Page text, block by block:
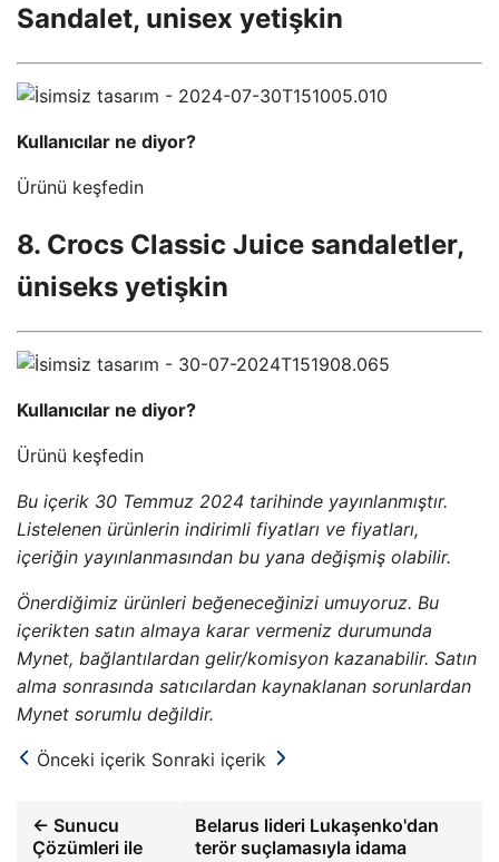
Sandalet, unisex yetişkin
Kullanıcılar ne diyor?
Ürünü keşfedin
8. Crocs Classic Juice sandaletler,
üniseks yetişkin
Kullanıcılar ne diyor?
Ürünü keşfedin
Bu içerik 30 Temmuz 2024 tarihinde yayınlanmıştır.
Listelenen ürünlerin indirimli fiyatları ve fiyatları,
içeriğin yayınlanmasından bu yana değişmiş olabilir.
Önerdiğimiz ürünleri beğeneceğinizi umuyoruz. Bu
içerikten satın almaya karar vermeniz durumunda
Mynet, bağlantılardan gelir/komisyon kazanabilir. Satın
alma sonrasında satıcılardan kaynaklanan sorunlardan
Mynet sorumlu değildir.
Önceki içerik Sonraki içerik
← Sunucu
Çözümleri ile
Belarus lideri Lukaşenko'dan
terör suçlamasıyla idama